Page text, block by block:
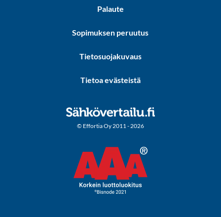
Palaute
Sopimuksen peruutus
Tietosuojakuvaus
Tietoa evästeistä
© Effortia Oy 2011 - 2026